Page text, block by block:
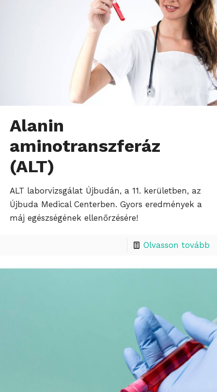
Alanin
aminotranszferáz
(ALT)
ALT laborvizsgálat Újbudán, a 11. kerületben, az
Újbuda Medical Centerben. Gyors eredmények a
máj egészségének ellenőrzésére!
Olvasson tovább